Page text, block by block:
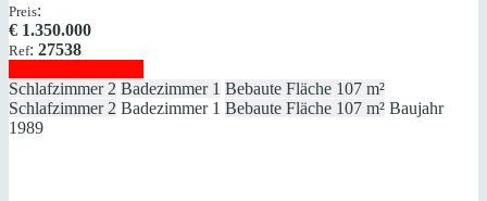
Preis:
€ 1.350.000
Ref: 27538
Schlafzimmer 2 Badezimmer 1 Bebaute Fläche 107 m²
Schlafzimmer 2 Badezimmer 1 Bebaute Fläche 107 m² Baujahr
1989